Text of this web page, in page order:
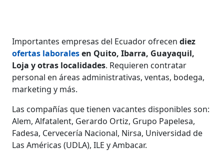
Importantes empresas del Ecuador ofrecendiez
ofertas laboralesen Quito, Ibarra, Guayaquil,
Loja y otras localidades. Requieren contratar
personal en áreas administrativas, ventas, bodega,
marketing y más.
Las compañías que tienen vacantes disponibles son:
Alem, Alfatalent, Gerardo Ortiz, Grupo Papelesa,
Fadesa, Cervecería Nacional, Nirsa, Universidad de
Las Américas (UDLA), ILE y Ambacar.